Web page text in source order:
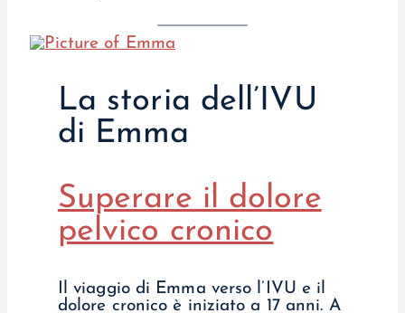
La storia dell’IVU
di Emma
Superare il dolore
pelvico cronico
Il viaggio di Emma verso l’IVU e il
dolore cronico è iniziato a 17 anni. A